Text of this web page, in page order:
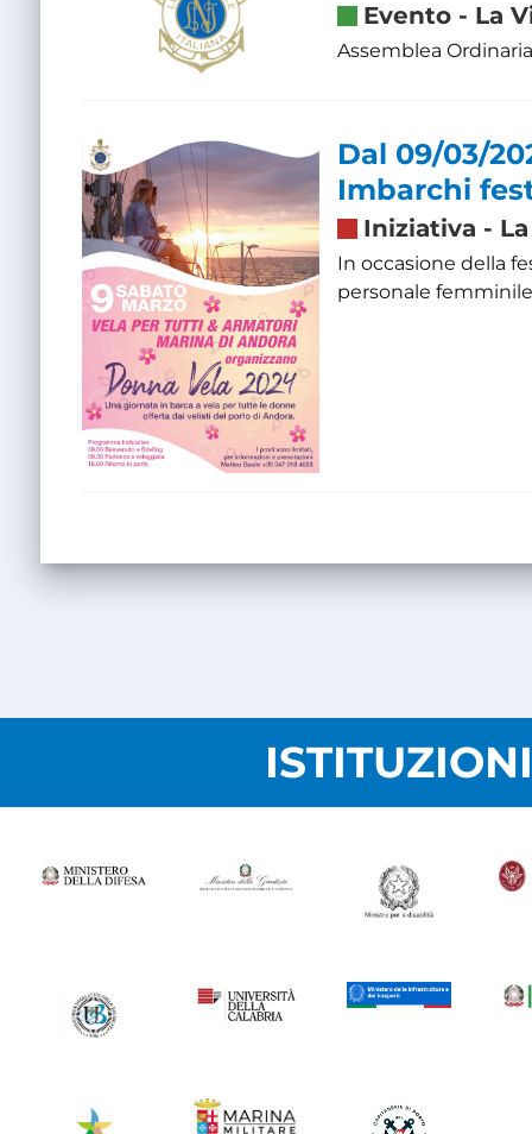
Evento- La
Assemblea
Dal 09/03/
Imbarchi
Iniziativa -
In occasione della
personale
ISTITUZIONI